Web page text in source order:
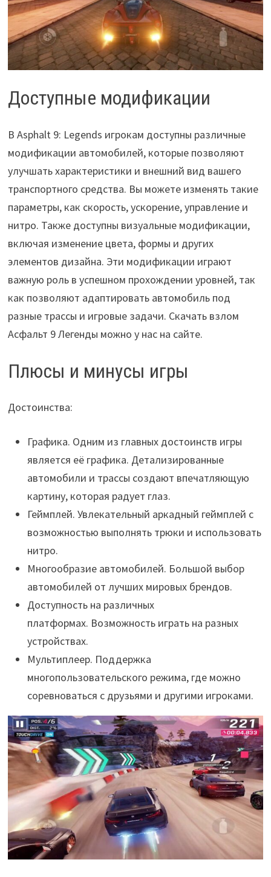
Доступные модификации
В Asphalt 9: Legends игрокам доступны различные
модификации автомобилей, которые позволяют
улучшать характеристики и внешний вид вашего
транспортного средства. Вы можете изменять такие
параметры, как скорость, ускорение, управление и
нитро. Также доступны визуальные модификации,
включая изменение цвета, формы и других
элементов дизайна. Эти модификации играют
важную роль в успешном прохождении уровней, так
как позволяют адаптировать автомобиль под
разные трассы и игровые задачи. Скачать взлом
Асфальт 9 Легенды можно у нас на сайте.
Плюсы и минусы игры
Достоинства:
Графика. Одним из главных достоинств игры
является её графика. Детализированные
автомобили и трассы создают впечатляющую
картину, которая радует глаз.
Геймплей. Увлекательный аркадный геймплей с
возможностью выполнять трюки и использовать
нитро.
Многообразие автомобилей. Большой выбор
автомобилей от лучших мировых брендов.
Доступность на различных
платформах. Возможность играть на разных
устройствах.
Мультиплеер. Поддержка
многопользовательского режима, где можно
соревноваться с друзьями и другими игроками.